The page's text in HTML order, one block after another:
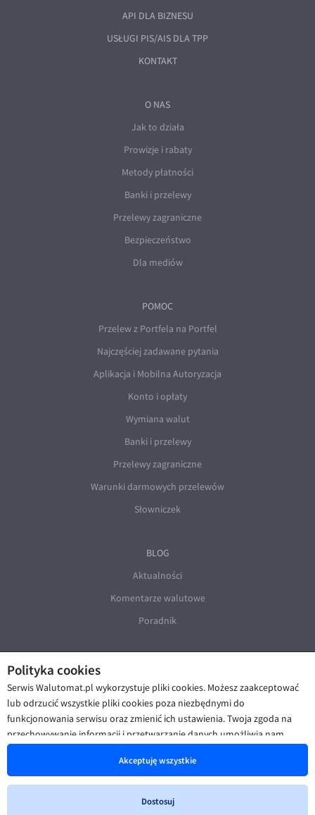
Polityka cookies
Serwis Walutomat.pl wykorzystuje pliki cookies. Możesz zaakceptować
lub odrzucić wszystkie pliki cookies poza niezbędnymi do
funkcjonowania serwisu oraz zmienić ich ustawienia. Twoja zgoda na
przechowywanie informacji i przetwarzanie danych umożliwia nam
poprawę funkcjonalności strony oraz prezentowanie Ci
spersonalizowanych treści i reklam. Więcej informacji znajdziesz w naszej
Akceptuję wszystkie
Dostosuj
API DLA BIZNESU
USŁUGI PIS/AIS DLA TPP
KONTAKT
O NAS
Jak to działa
Prowizje i rabaty
Metody płatności
Banki i przelewy
Przelewy zagraniczne
Bezpieczeństwo
Dla mediów
POMOC
Przelew z Portfela na Portfel
Najczęściej zadawane pytania
Aplikacja i Mobilna Autoryzacja
Konto i opłaty
Wymiana walut
Banki i przelewy
Przelewy zagraniczne
Warunki darmowych przelewów
Słowniczek
BLOG
Aktualności
Komentarze walutowe
Poradnik
© Walutomat 2026 | Regulaminy
|
Polityka prywatności i cookies | Deklaracja dostępności